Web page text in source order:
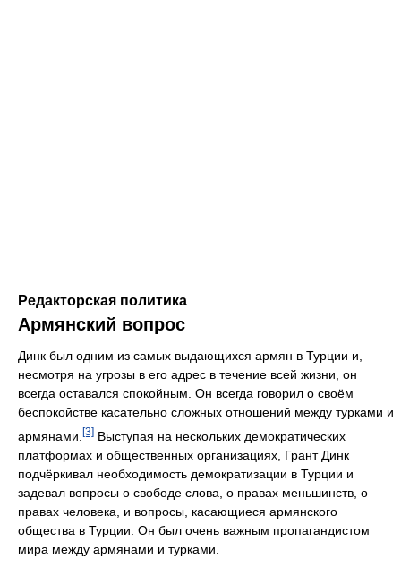
Редакторская политика
Армянский вопрос
Динк был одним из самых выдающихся армян в Турции и,
несмотря на угрозы в его адрес в течение всей жизни, он
всегда оставался спокойным. Он всегда говорил о своём
беспокойстве касательно сложных отношений между турками и
армянами. [3] Выступая на нескольких демократических
платформах и общественных организациях, Грант Динк
подчёркивал необходимость демократизации в Турции и
задевал вопросы о свободе слова, о правах меньшинств, о
правах человека, и вопросы, касающиеся армянского
общества в Турции. Он был очень важным пропагандистом
мира между армянами и турками.